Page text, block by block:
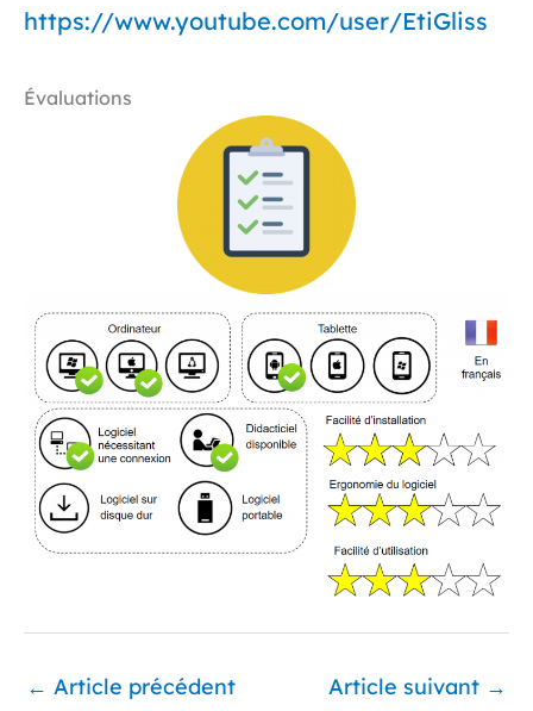
https://www.youtube.com/user/EtiGliss
Évaluations
← Article précédent Article suivant →